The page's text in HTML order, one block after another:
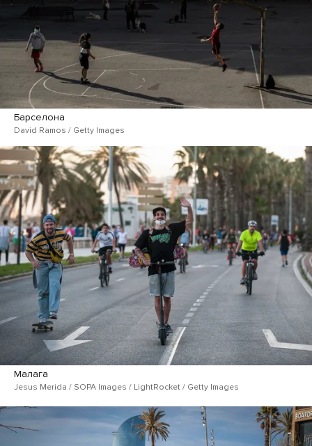
Барселона
David Ramos / Getty Images
Малага
Jesus Merida / SOPA Images / LightRocket / Getty Images